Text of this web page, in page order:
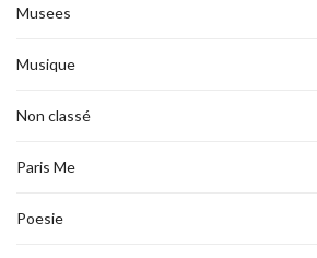
Musees
Musique
Non classé
Paris Me
Poesie